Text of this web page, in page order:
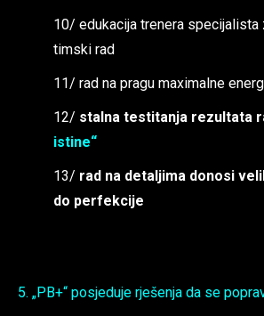
10/ edukacija trenera specijalista
timski rad
11/ rad na pragu maximalne
12/ stalna testitanja rezultata
istine“
13/ rad na detaljima donosi
do perfekcije
5. „PB+“ posjeduje rješenja da se